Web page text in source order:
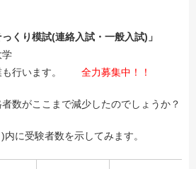
くり模試(連絡入試・一般入試)」
も行います。 全力募集中！！
数がここまで減少したのでしょうか？
に受験者数を示してみます。